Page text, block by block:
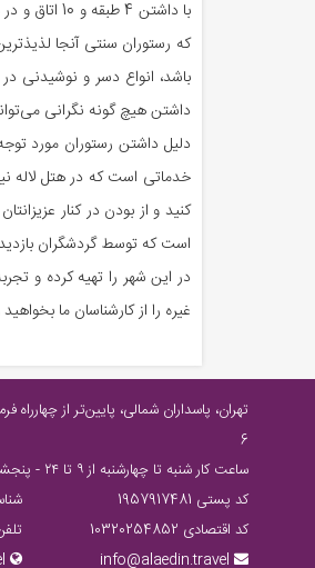
که رستوران سنتی آنجا
باشد، انواع دسر و نوشیدنی
دلیل داشتن رستوران مورد
خدماتی است که در هتل لاله
کنید و از بودن در کنار
است که توسط گردشگران
در این شهر را تهیه کرده و
غیره را از کارشناسان ما
6
ساعت كار شنبه تا چهارشنبه از ٩ تا ٢٤ - پنجشنبه از ٩ تا ١٨ - جمعه از ٩ تا ١٥
کد پستی 1957917481
شناسه
کد اقتصادی 10320254852
تلفن
info@alaedin.travel